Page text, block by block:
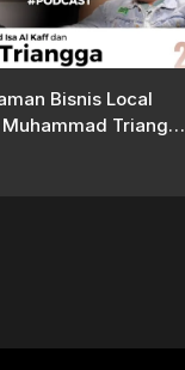
Bisnis Local
Triangga
TV